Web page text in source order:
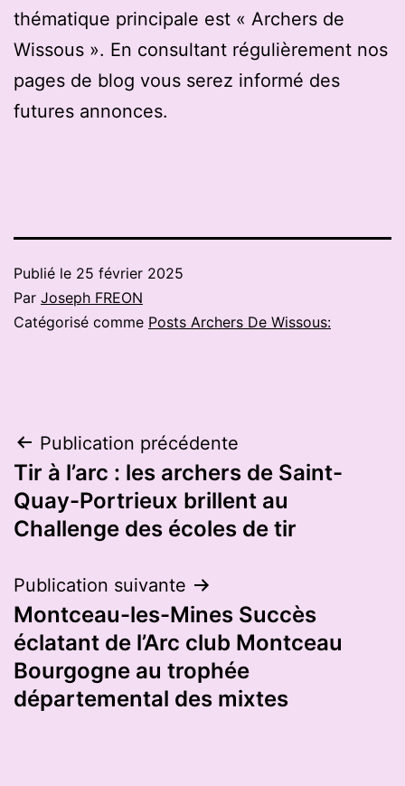
thématique principale est « Archers de
Wissous ». En consultant régulièrement nos
pages de blog vous serez informé des
futures annonces.
Publié le 25 février 2025
Par Joseph FREON
Catégorisé comme Posts Archers De Wissous:
Navigation
de
l’article
Publication précédente
Tir à l’arc : les archers de Saint-
Quay-Portrieux brillent au
Challenge des écoles de tir
Publication suivante
Montceau-les-Mines Succès
éclatant de l’Arc club Montceau
Bourgogne au trophée
départemental des mixtes